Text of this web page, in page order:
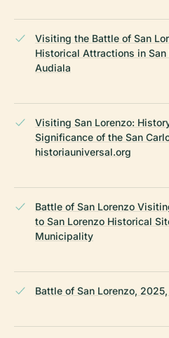
Visiting the Battle of San
Historical Attractions in San
Audiala
Visiting San Lorenzo:
Significance of the San
historiauniversal.org
Battle of San Lorenzo
to San Lorenzo Historical
Municipality
Battle of San Lorenzo,